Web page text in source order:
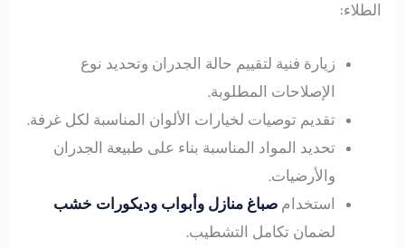
الطلاء:
زيارة فنية لتقييم حالة الجدران وتحديد نوع
الإصلاحات المطلوبة.
تقديم توصيات لخيارات الألوان المناسبة لكل غرفة.
تحديد المواد المناسبة بناء على طبيعة الجدران
والأرضيات.
استخدامصباغ منازل وأبواب وديكورات خشب
لضمان تكامل التشطيب.